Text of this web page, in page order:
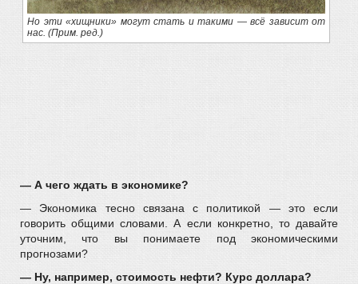
Но эти «хищники» могут стать и такими — всё зависит от
нас. (Прим. ред.)
— А чего ждать в экономике?
— Экономика тесно связана с политикой — это если
говорить общими словами. А если конкретно, то давайте
уточним, что вы понимаете под экономическими
прогнозами?
— Ну, например, стоимость нефти? Курс доллара?